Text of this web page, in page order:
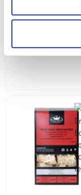
6,29